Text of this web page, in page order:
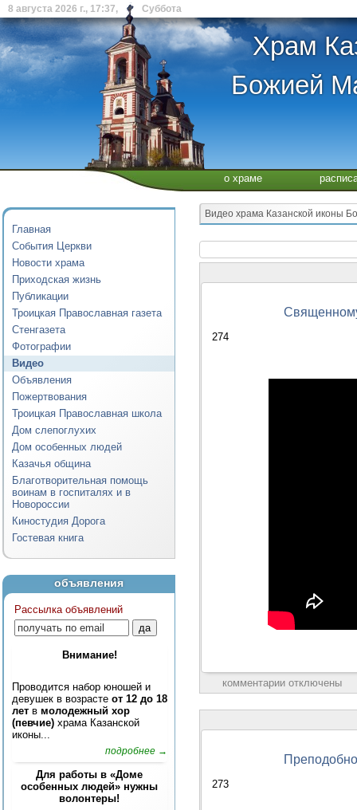
8 августа 2026 г., 17:37, Суббота
Храм
Божией
о храме
Главная
События Церкви
Новости храма
Приходская жизнь
Публикации
Троицкая Православная газета
Стенгазета
Фотографии
Видео
Объявления
Пожертвования
Троицкая Православная школа
Дом слепоглухих
Дом особенных людей
Казачья община
Благотворительная помощь
воинам в госпиталях и в
Новороссии
Киностудия Дорога
Гостевая книга
объявления
Рассылка объявлений
Внимание!
Проводится набор юношей и
девушек в возрасте от 12 до 18
лет в молодежный хор
(певчие) храма Казанской
иконы...
подробнее →
Для работы в «Доме
особенных людей» нужны
волонтеры!
Видео храма Казанской иконы
274
комментарии отключены
273